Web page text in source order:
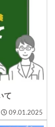
て
09.01.2025